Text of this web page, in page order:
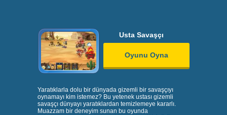
Usta Savaşçı
Oyunu Oyna
Yaratıklarla dolu bir dünyada gizemli bir savaşçıyı
oynamayı kim istemez? Bu yetenek ustası gizemli
savaşçı dünyayı yaratıklardan temizlemeye kararlı.
Muazzam bir deneyim sunan bu oyunda